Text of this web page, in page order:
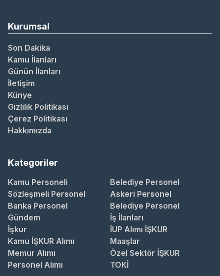
Kurumsal
Son Dakika
Kamu İlanları
Günün İlanları
İletişim
Künye
Gizlilik Politikası
Çerez Politikası
Hakkımızda
Kategoriler
Kamu Personeli
Belediye Personel
Sözleşmeli Personel
Askeri Personel
Banka Personel
Belediye Personel
Gündem
İş İlanları
İşkur
İUP Alımı İŞKUR
Kamu İŞKUR Alımı
Maaşlar
Memur Alımı
Özel Sektör İŞKUR
Personel Alımı
TOKİ